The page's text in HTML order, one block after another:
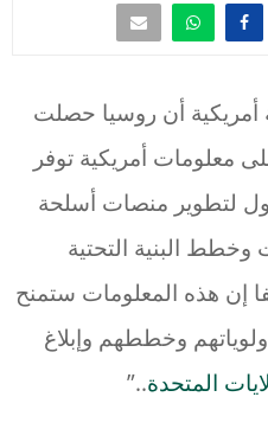
أمريكية أن روسيا حصلت
معلومات أمريكية توفر
لتطوير منصات أسلحة
البنية التحتية
إن هذه المعلومات ستمنح
وخططهم وإبلاغ
المتحدة..”